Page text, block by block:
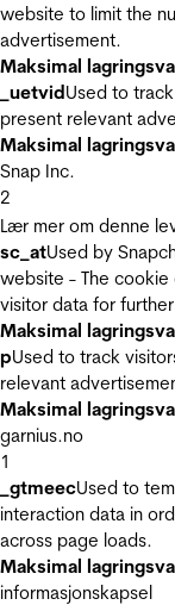
website to limit the
advertisement.
Maksimal
_uetvidUsed to
present relevant
Maksimal
Snap Inc.
2
Lær mer om denne
sc_atUsed by
website - The
visitor data for
Maksimal
pUsed to track
relevant
Maksimal
garnius.no
1
_gtmeecUsed to
interaction data in
across page loads.
Maksimal
informasjonskapsel